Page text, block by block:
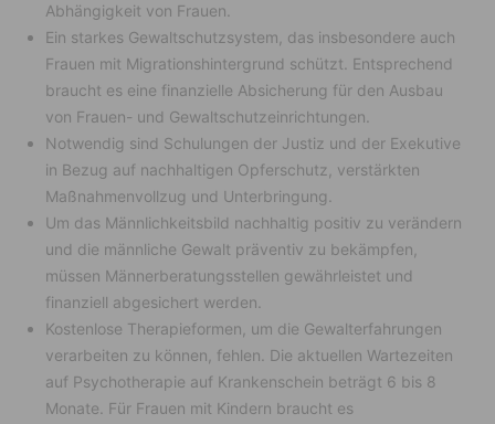
Abhängigkeit von Frauen.
Ein starkes Gewaltschutzsystem, das insbesondere auch
Frauen mit Migrationshintergrund schützt. Entsprechend
braucht es eine finanzielle Absicherung für den Ausbau
von Frauen- und Gewaltschutzeinrichtungen.
Notwendig sind Schulungen der Justiz und der Exekutive
in Bezug auf nachhaltigen Opferschutz, verstärkten
Maßnahmenvollzug und Unterbringung.
Um das Männlichkeitsbild nachhaltig positiv zu verändern
und die männliche Gewalt präventiv zu bekämpfen,
müssen Männerberatungsstellen gewährleistet und
finanziell abgesichert werden.
Kostenlose Therapieformen, um die Gewalterfahrungen
verarbeiten zu können, fehlen. Die aktuellen Wartezeiten
auf Psychotherapie auf Krankenschein beträgt 6 bis 8
Monate. Für Frauen mit Kindern braucht es